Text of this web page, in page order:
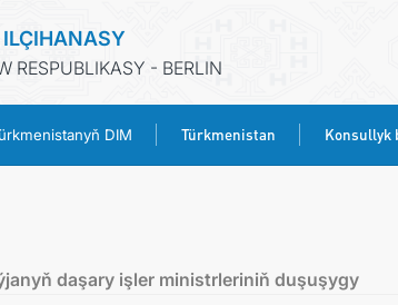
RESPUBLIKASY - BERLIN
DIM Türkmenistan Konsullyk
daşary işler ministrleriniň duşuşygy